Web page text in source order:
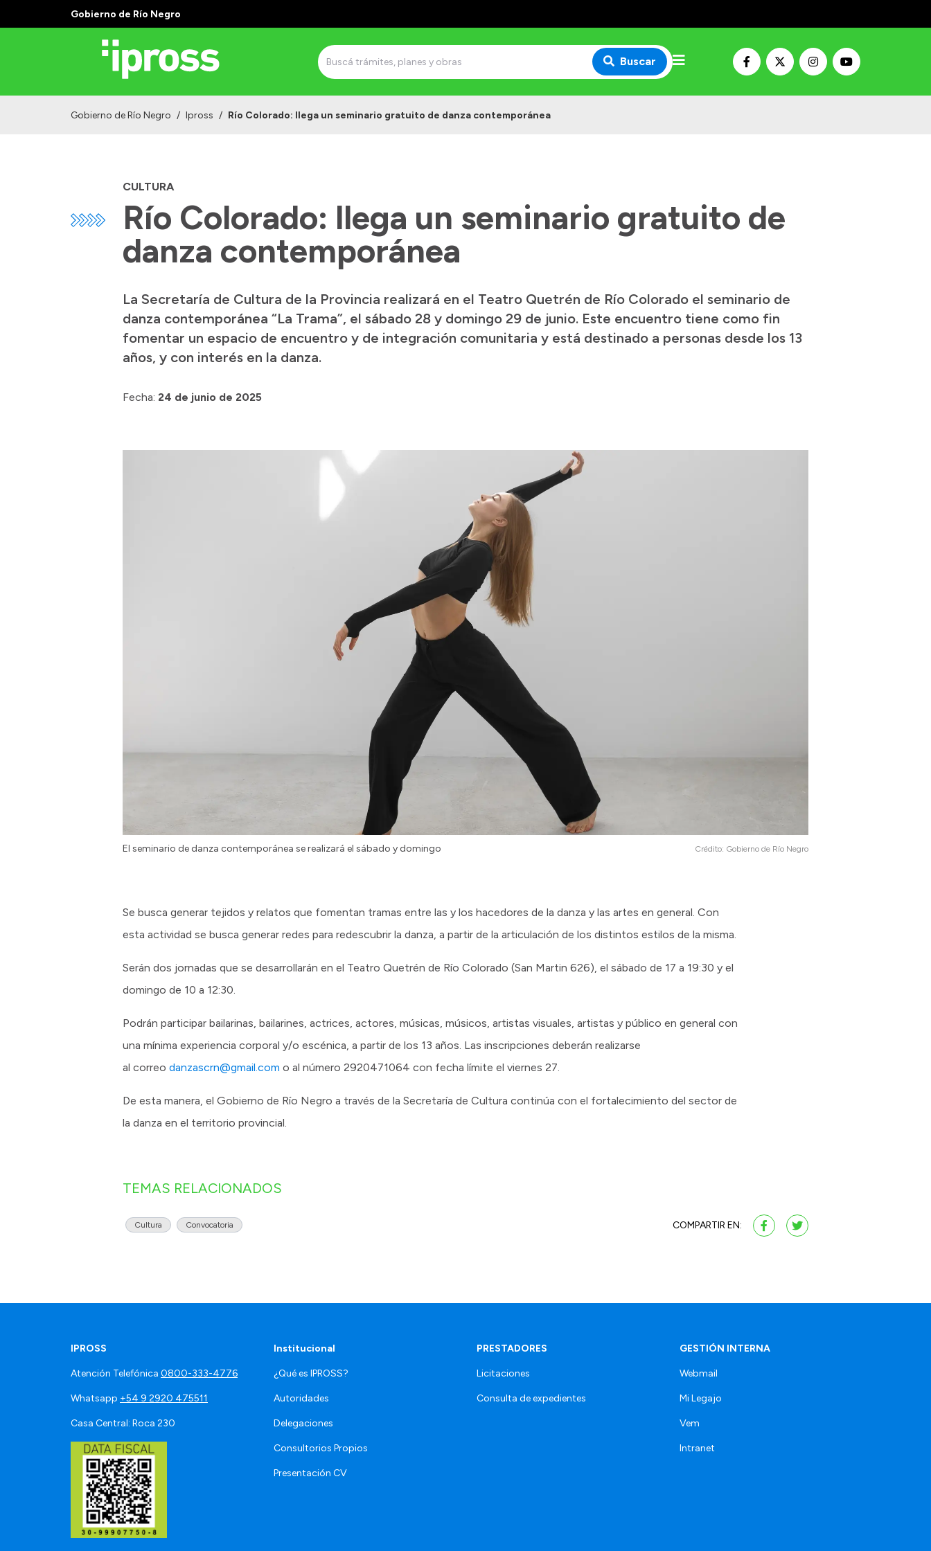
Gobierno de Río Negro
Buscar
Gobierno de Río Negro / Ipross / Río Colorado: llega un seminario gratuito de danza contemporánea
CULTURA
Río Colorado: llega un seminario gratuito de
danza contemporánea
La Secretaría de Cultura de la Provincia realizará en el Teatro Quetrén de Río Colorado el seminario de
danza contemporánea “La Trama”, el sábado 28 y domingo 29 de junio. Este encuentro tiene como fin
fomentar un espacio de encuentro y de integración comunitaria y está destinado a personas desde los 13
años, y con interés en la danza.
Fecha: 24 de junio de 2025
El seminario de danza contemporánea se realizará el sábado y domingo Crédito: Gobierno de Río Negro
Se busca generar tejidos y relatos que fomentan tramas entre las y los hacedores de la danza y las artes en general. Con
esta actividad se busca generar redes para redescubrir la danza, a partir de la articulación de los distintos estilos de la misma.
Serán dos jornadas que se desarrollarán en el Teatro Quetrén de Río Colorado (San Martin 626), el sábado de 17 a 19:30 y el
domingo de 10 a 12:30.
Podrán participar bailarinas, bailarines, actrices, actores, músicas, músicos, artistas visuales, artistas y público en general con
una mínima experiencia corporal y/o escénica, a partir de los 13 años. Las inscripciones deberán realizarse
al correo danzascrn@gmail.com o al número 2920471064 con fecha límite el viernes 27.
De esta manera, el Gobierno de Río Negro a través de la Secretaría de Cultura continúa con el fortalecimiento del sector de
la danza en el territorio provincial.
TEMAS RELACIONADOS
Cultura Convocatoria COMPARTIR EN:
IPROSS
Atención Telefónica 0800-333-4776
Whatsapp +54 9 2920 475511
Casa Central: Roca 230
Institucional
¿Qué es IPROSS?
Autoridades
Delegaciones
Consultorios Propios
Presentación CV
PRESTADORES
Licitaciones
Consulta de expedientes
GESTIÓN INTERNA
Webmail
Mi Legajo
Vem
Intranet